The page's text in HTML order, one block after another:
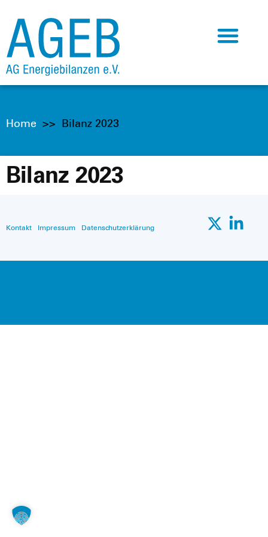
Home >> Bilanz 2023
Bilanz 2023
Kontakt Impressum Datenschutzerklärung